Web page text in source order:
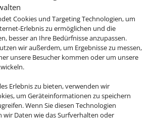
Cookies und Targeting Technologien, um
Erlebnis zu ermöglichen und die
besser an Ihre Bedürfnisse anzupassen.
wir außerdem, um Ergebnisse zu messen,
unsere Besucher kommen oder um unsere
Erlebnis zu bieten, verwenden wir
um Geräteinformationen zu speichern
Wenn Sie diesen Technologien
Daten wie das Surfverhalten oder